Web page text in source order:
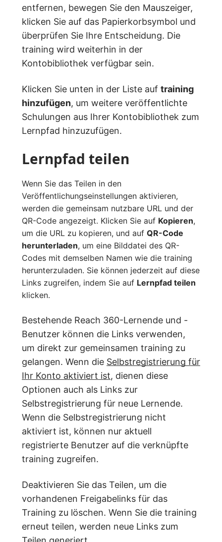
entfernen, bewegen Sie den Mauszeiger,
klicken Sie auf das Papierkorbsymbol und
überprüfen Sie Ihre Entscheidung. Die
training wird weiterhin in der
Kontobibliothek verfügbar sein.
Klicken Sie unten in der Liste auf training
hinzufügen, um weitere veröffentlichte
Schulungen aus Ihrer Kontobibliothek zum
Lernpfad hinzuzufügen.
Lernpfad teilen
Wenn Sie das Teilen in den
Veröffentlichungseinstellungen aktivieren,
werden die gemeinsam nutzbare URL und der
QR-Code angezeigt. Klicken Sie auf Kopieren,
um die URL zu kopieren, und auf QR-Code
herunterladen, um eine Bilddatei des QR-
Codes mit demselben Namen wie die training
herunterzuladen. Sie können jederzeit auf diese
Links zugreifen, indem Sie auf Lernpfad teilen
klicken.
Bestehende Reach 360-Lernende und -
Benutzer können die Links verwenden,
um direkt zur gemeinsamen training zu
gelangen. Wenn die Selbstregistrierung für
Ihr Konto aktiviert ist, dienen diese
Optionen auch als Links zur
Selbstregistrierung für neue Lernende.
Wenn die Selbstregistrierung nicht
aktiviert ist, können nur aktuell
registrierte Benutzer auf die verknüpfte
training zugreifen.
Deaktivieren Sie das Teilen, um die
vorhandenen Freigabelinks für das
Training zu löschen. Wenn Sie die training
erneut teilen, werden neue Links zum